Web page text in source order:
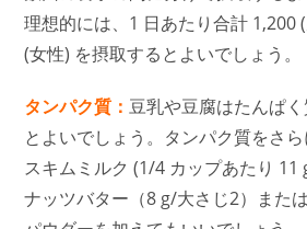
理想的には、1 日あたり合計 1,200
(女性) を摂取するとよいでしょう。
タンパク質：豆乳や豆腐はたんぱ
とよいでしょう。タンパク質をさ
スキムミルク (1/4 カップあたり 11
ナッツバター（8 g/大さじ2）また